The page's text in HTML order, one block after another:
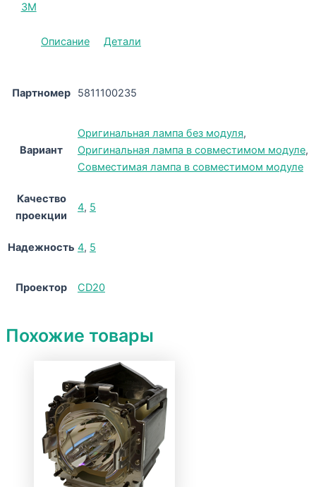
3M
Описание Детали
Партномер 5811100235
Вариант
Оригинальная лампа без модуля,
Оригинальная лампа в совместимом модуле,
Совместимая лампа в совместимом модуле
Качество
проекции
4, 5
Надежность 4, 5
Проектор CD20
Похожие товары